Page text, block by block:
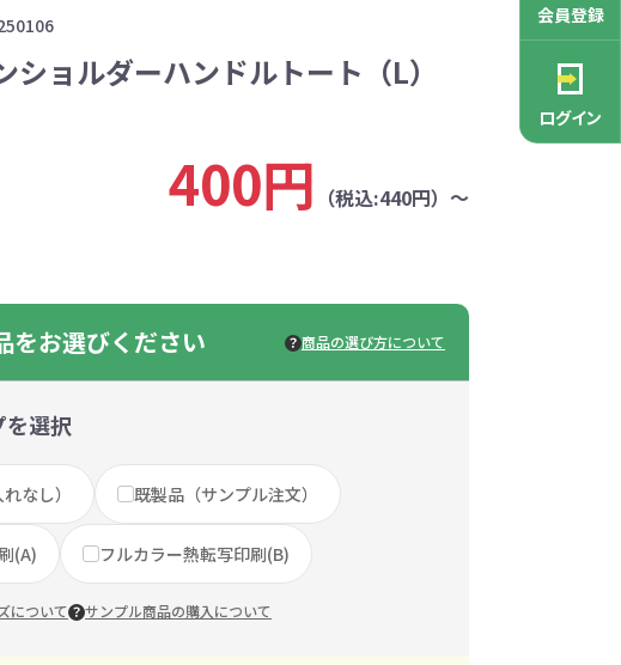
キャンバストートバッ
グ
不織布バッグ
その他バッグ
ポリエステル巾着・リュ
ック
コットンポーチ キャンバスポーチ
カードケース マルチケース
ンレス・アルミマグカッ
プ
ガラスマグカップ
ステンレスボトル
クレヨン・色鉛筆・鉛筆 バースデーカード
その他文具
モバイルケース
工具 その他
ボックスティッシュ ボトルティッシュ
照明 アロマ・フレグランス
コースター
保存容器 キッチングッズその他
ホイッスル
美容・健康グッズ
癒しグッズ
除菌・感染対策グッズ
ウェットティッシュ・ティ
ッシュ
除菌液
その他
手ぬぐい 冷感・クールタオル
ウトドア・レジャーグッズ
携帯トイレ
ひんやりグッズ
再生樹脂 リサイクルレザー
麦わら
定番イベントセット 子供向け抽選会セット
秋のノベルティ 冬のノベルティ
イベント・抽選会
キャラクター・ファンシー雑
貨
キッチン雑貨 生活雑貨
モバイル・PCグッズ 生活雑貨
名入れ印刷バッグ特集
交通安全 消防・救急グッズ
記念品
会員登録
ログイン
ショルダーハンドルトート（L）
400円 （税込:440円）～
をお選びください 商品の選び方について
を選択
なし） 既製品（サンプル注文）
(A) フルカラー熱転写印刷(B)
について サンプル商品の購入について